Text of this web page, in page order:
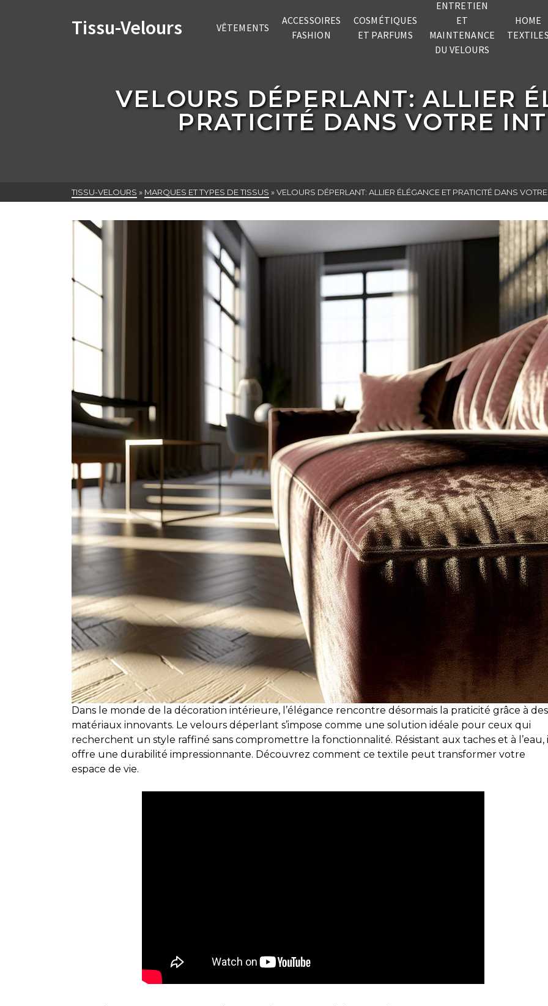
Tissu-Velours VÊTEMENTS
ACCESSOIRES
FASHION
COSMÉTIQUES
ET PARFUMS
ENTRETIEN
ET
MAINTENANCE
DU VELOURS
HOME
VELOURS DÉPERLANT: ALLIER
PRATICITÉ DANS VOTRE
TISSU-VELOURS » MARQUES ET TYPES DE TISSUS »VELOURS DÉPERLANT: ALLIER ÉLÉGANCE ET PRATICITÉ DANS
Dans le monde de la décoration intérieure, l’élégance rencontre désormais la praticité grâce à des
matériaux innovants. Le velours déperlant s’impose comme une solution idéale pour ceux qui
recherchent un style raffiné sans compromettre la fonctionnalité. Résistant aux taches et à l’eau,
offre une durabilité impressionnante. Découvrez comment ce textile peut transformer votre
espace de vie.